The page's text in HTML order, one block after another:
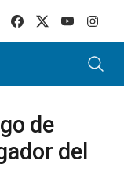
de
del